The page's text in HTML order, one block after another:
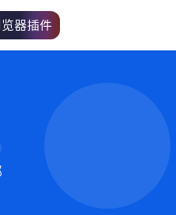
器插件